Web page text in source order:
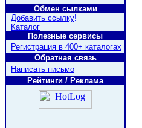
Обмен сылками
Добавить ссылку!
Каталог
Полезные сервисы
Регистрация в 400+ каталогах
Обратная связь
Написать письмо
Рейтинги / Реклама